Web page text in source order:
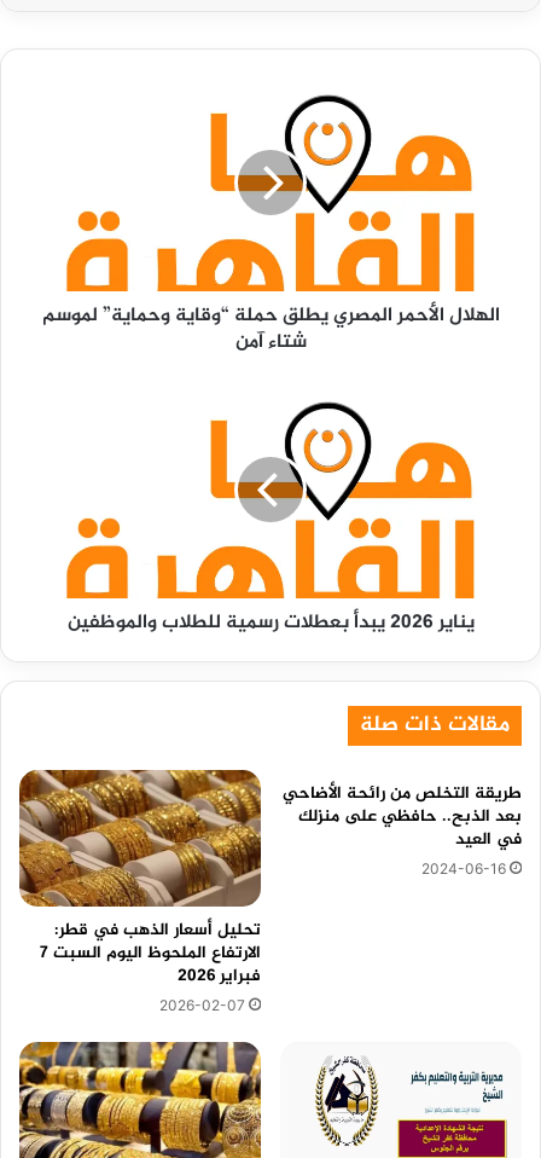
آمنالهلال الأحمر المصري يطلق حملة “وقاية وحماية” لموسم
شتاء آمن
يناير 2026 يبدأ بعطلات رسمية للطلاب والموظفين
مقالات ذات صلة
طريقة التخلص من رائحة الأضاحي
بعد الذبح.. حافظي على منزلك
في العيد
2024-06-16
تحليل أسعار الذهب في قطر:
الارتفاع الملحوظ اليوم السبت 7
فبراير 2026
2026-02-07